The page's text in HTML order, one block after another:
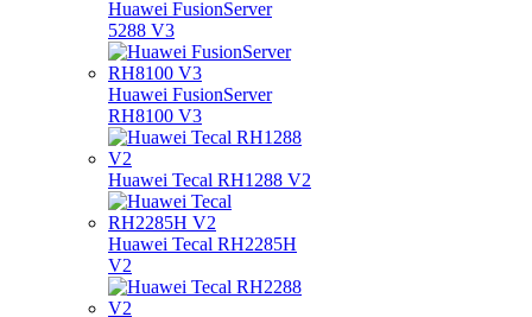
Huawei FusionServer
5288 V3
Huawei FusionServer
RH8100 V3
Huawei Tecal RH1288 V2
Huawei Tecal RH2285H
V2